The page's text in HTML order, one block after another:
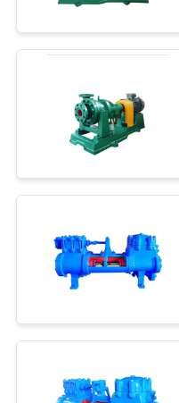
POLICYSaco
industrial
Malha
mícron